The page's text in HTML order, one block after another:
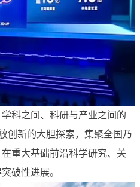
之间、科研与产业之间的
创新的大胆探索，集聚全国乃
重大基础前沿科学研究、关
破性进展。